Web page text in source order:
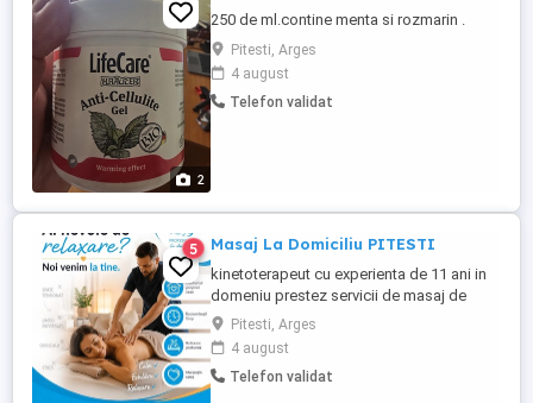
2
250 de ml.contine menta si rozmarin .
Pitesti, Arges
4 august
Telefon validat
5 Masaj La Domiciliu PITESTI
kinetoterapeut cu experienta de 11 ani in
domeniu prestez servicii de masaj de
relaxare sau terapeutic in confortul casei
tale. Pentru mai multe detalii si programări
ma găsiți la telefon sau pe wp
Pitesti, Arges
4 august
Telefon validat